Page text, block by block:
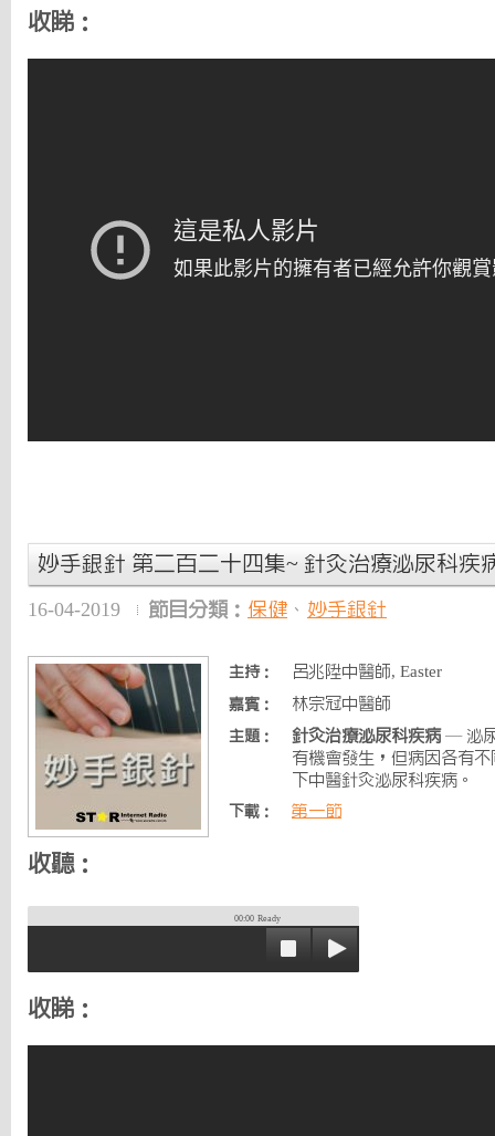
收睇：
妙手銀針 第二百二十四集~ 針灸治療泌尿科疾
16-04-2019 節目分類： 保健 、 妙手銀針
主持： 呂兆陞中醫師, Easter
嘉賓： 林宗冠中醫師
主題： 針灸治療泌尿科疾病— 泌尿
有機會發生，但病因各有
下中醫針灸泌尿科疾病。
下載： 第一節
收聽：
00:00 Ready
收睇：